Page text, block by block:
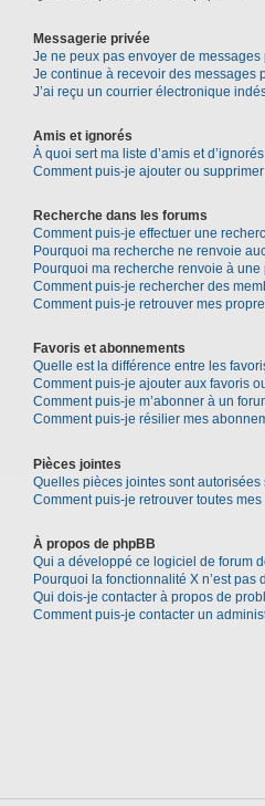
Messagerie privée
Je ne peux pas envoyer de messages
Je continue à recevoir des messages
J’ai reçu un courrier électronique
Amis et ignorés
À quoi sert ma liste d’amis et
Comment puis-je ajouter ou
Recherche dans les forums
Comment puis-je effectuer une
Pourquoi ma recherche ne renvoie
Pourquoi ma recherche renvoie à
Comment puis-je rechercher des
Comment puis-je retrouver mes
Favoris et abonnements
Quelle est la différence entre les
Comment puis-je ajouter aux favoris
Comment puis-je m’abonner à un
Comment puis-je résilier mes
Pièces jointes
Quelles pièces jointes sont autorisées
Comment puis-je retrouver toutes
À propos de phpBB
Qui a développé ce logiciel de forum
Pourquoi la fonctionnalité X n’est pas
Qui dois-je contacter à propos de
Comment puis-je contacter un